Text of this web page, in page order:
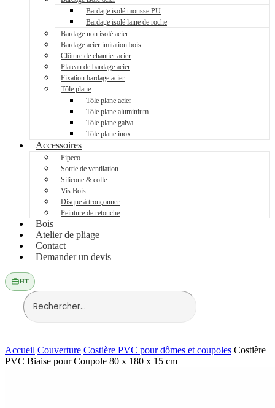
Bardage isolé mousse PU
Bardage isolé laine de roche
Bardage non isolé acier
Bardage acier imitation bois
Clôture de chantier acier
Plateau de bardage acier
Fixation bardage acier
Tôle plane
Tôle plane acier
Tôle plane aluminium
Tôle plane galva
Tôle plane inox
Accessoires
Pipeco
Sortie de ventilation
Silicone & colle
Vis Bois
Disque à tronçonner
Peinture de retouche
Bois
Atelier de pliage
Contact
Demander un devis
HT
Accueil Couverture Costière PVC pour dômes et coupoles Costière
PVC Biaise pour Coupole 80 x 180 x 15 cm